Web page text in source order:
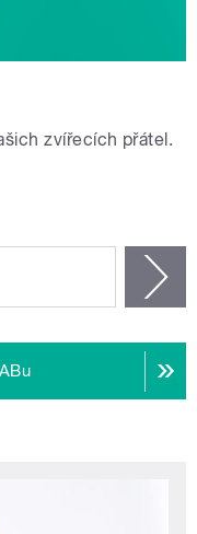
zvířecích přátel.